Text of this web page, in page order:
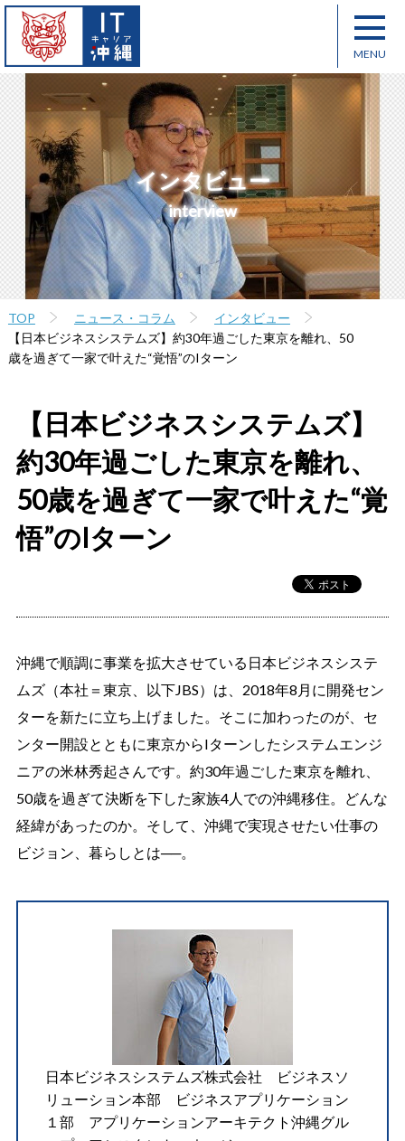
インタビュー
interview
TOP ニュース・コラム
インタビュー
【日本ビジネスシステムズ】約30年過ごした東京を離れ、50
歳を過ぎて一家で叶えた“覚悟”のIターン
【日本ビジネスシステムズ】
約30年過ごした東京を離れ、
50歳を過ぎて一家で叶えた“覚
悟”のIターン
沖縄で順調に事業を拡大させている日本ビジネスシステ
ムズ（本社＝東京、以下JBS）は、2018年8月に開発セン
ターを新たに立ち上げました。そこに加わったのが、セ
ンター開設とともに東京からIターンしたシステムエンジ
ニアの米林秀起さんです。約30年過ごした東京を離れ、
50歳を過ぎて決断を下した家族4人での沖縄移住。どんな
経緯があったのか。そして、沖縄で実現させたい仕事の
ビジョン、暮らしとは──。
日本ビジネスシステムズ株式会社 ビジネスソ
リューション本部 ビジネスアプリケーション
１部 アプリケーションアーキテクト沖縄グル